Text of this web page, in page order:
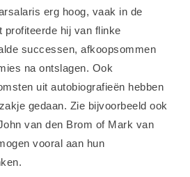
erg hoog, vaak in de
profiteerde hij van flinke
successen, afkoopsommen
na ontslagen. Ook
uit autobiografieën hebben
gedaan. Zie bijvoorbeeld ook
van den Brom of Mark van
vooral aan hun